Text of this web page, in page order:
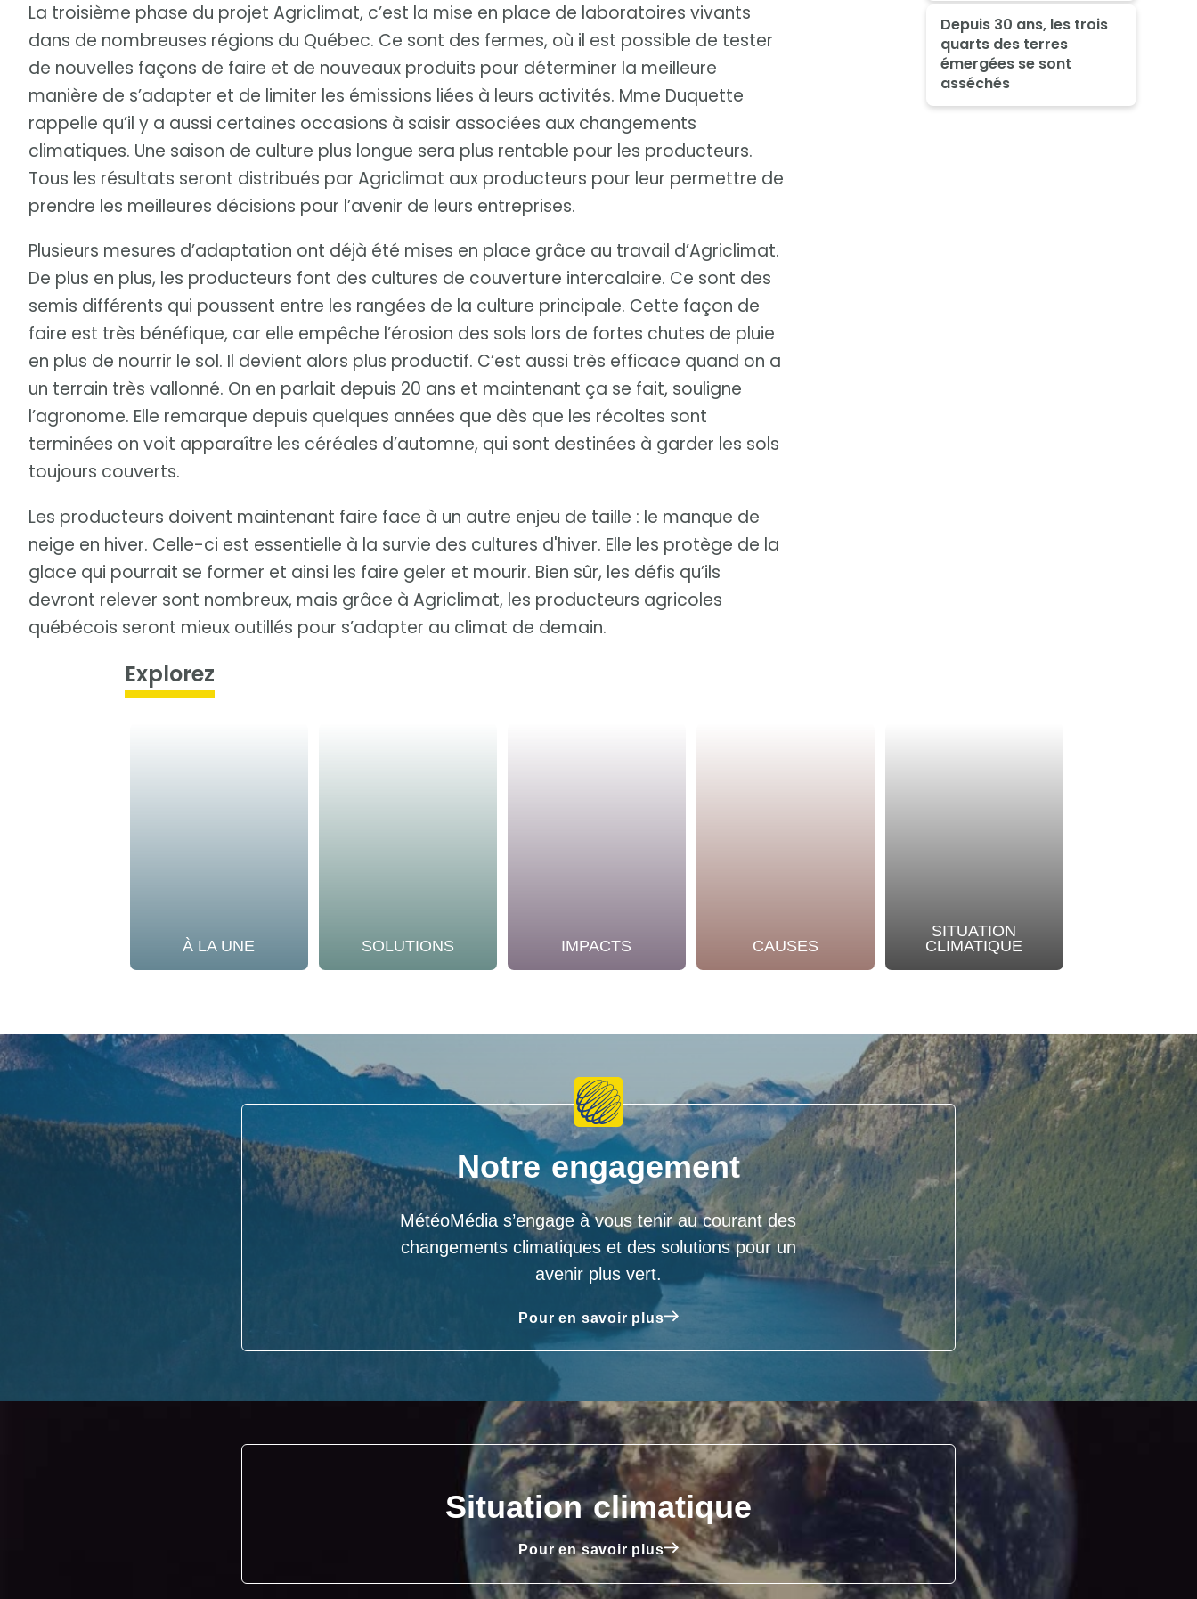
La troisième phase du projet Agriclimat, c’est la mise en place de laboratoires vivants
dans de nombreuses régions du Québec. Ce sont des fermes, où il est possible de tester
de nouvelles façons de faire et de nouveaux produits pour déterminer la meilleure
manière de s’adapter et de limiter les émissions liées à leurs activités. Mme Duquette
rappelle qu’il y a aussi certaines occasions à saisir associées aux changements
climatiques. Une saison de culture plus longue sera plus rentable pour les producteurs.
Tous les résultats seront distribués par Agriclimat aux producteurs pour leur permettre de
prendre les meilleures décisions pour l’avenir de leurs entreprises.
Plusieurs mesures d’adaptation ont déjà été mises en place grâce au travail d’Agriclimat.
De plus en plus, les producteurs font des cultures de couverture intercalaire. Ce sont des
semis différents qui poussent entre les rangées de la culture principale. Cette façon de
faire est très bénéfique, car elle empêche l’érosion des sols lors de fortes chutes de pluie
en plus de nourrir le sol. Il devient alors plus productif. C’est aussi très efficace quand on a
un terrain très vallonné. On en parlait depuis 20 ans et maintenant ça se fait, souligne
l’agronome. Elle remarque depuis quelques années que dès que les récoltes sont
terminées on voit apparaître les céréales d’automne, qui sont destinées à garder les sols
toujours couverts.
Les producteurs doivent maintenant faire face à un autre enjeu de taille : le manque de
neige en hiver. Celle-ci est essentielle à la survie des cultures d'hiver. Elle les protège de la
glace qui pourrait se former et ainsi les faire geler et mourir. Bien sûr, les défis qu’ils
devront relever sont nombreux, mais grâce à Agriclimat, les producteurs agricoles
québécois seront mieux outillés pour s’adapter au climat de demain.
Depuis 30 ans, les trois
quarts des terres
émergées se sont
asséchés
Explorez
À LA UNE SOLUTIONS IMPACTS CAUSES
SITUATION
CLIMATIQUE
Notre engagement
MétéoMédia s’engage à vous tenir au courant des
changements climatiques et des solutions pour un
avenir plus vert.
Pour en savoir plus
Situation climatique
Pour en savoir plus